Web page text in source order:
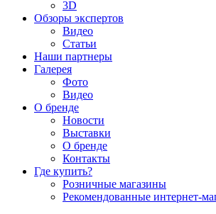
3D
Обзоры экспертов
Видео
Статьи
Наши партнеры
Галерея
Фото
Видео
О бренде
Новости
Выставки
О бренде
Контакты
Где купить?
Розничные магазины
Рекомендованные интернет-